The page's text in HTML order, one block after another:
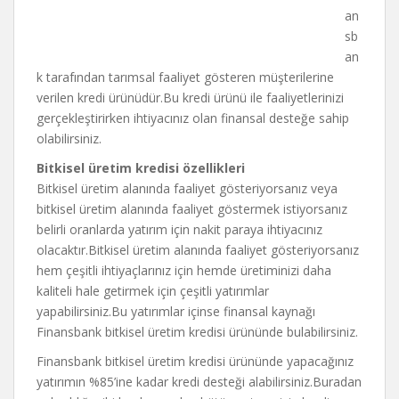
an
sb
an
k tarafından tarımsal faaliyet gösteren müşterilerine
verilen kredi ürünüdür.Bu kredi ürünü ile faaliyetlerinizi
gerçekleştirirken ihtiyacınız olan finansal desteğe sahip
olabilirsiniz.
Bitkisel üretim kredisi özellikleri
Bitkisel üretim alanında faaliyet gösteriyorsanız veya
bitkisel üretim alanında faaliyet göstermek istiyorsanız
belirli oranlarda yatırım için nakit paraya ihtiyacınız
olacaktır.Bitkisel üretim alanında faaliyet gösteriyorsanız
hem çeşitli ihtiyaçlarınız için hemde üretiminizi daha
kaliteli hale getirmek için çeşitli yatırımlar
yapabilirsiniz.Bu yatırımlar içinse finansal kaynağı
Finansbank bitkisel üretim kredisi ürününde bulabilirsiniz.
Finansbank bitkisel üretim kredisi ürününde yapacağınız
yatırımın %85’ine kadar kredi desteği alabilirsiniz.Buradan